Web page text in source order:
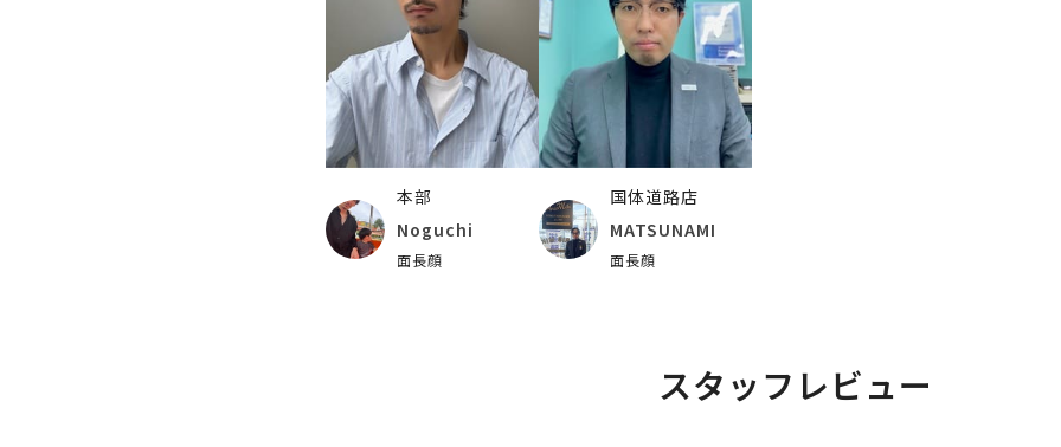
本部
Noguchi
面長顔
国体道路店
MATSUNAMI
面長顔
スタッフレビュー